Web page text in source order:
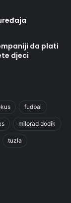
da plati
djeci
fudbal
milorad dodik
tuzla